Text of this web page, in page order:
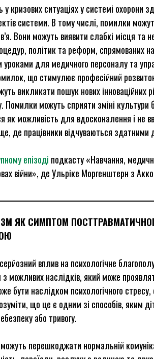
кризових ситуаціях у системі охорони
системи. В тому числі, помилки
Вони можуть виявити слабкі місця та
політик та реформ, спрямованих
для медичного персоналу та
що стимулює професійний
викликати пошук нових інноваційних
можуть сприяти зміні культури
як можливість для вдосконалення і не
де працівники відчуваються
епізоді подкасту «Навчання,
війни», де Ульріке Моргенштерн з
ЯК СИМПТОМ
вплив на психологічне
наслідків, який може
бути наслідком психологічного
що це є одним зі способів, яким
або тривогу.
можуть перешкоджати нормальній